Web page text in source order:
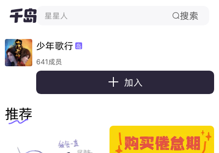
星星人 搜索
少年歌行 岛
641成员
 加入
推荐